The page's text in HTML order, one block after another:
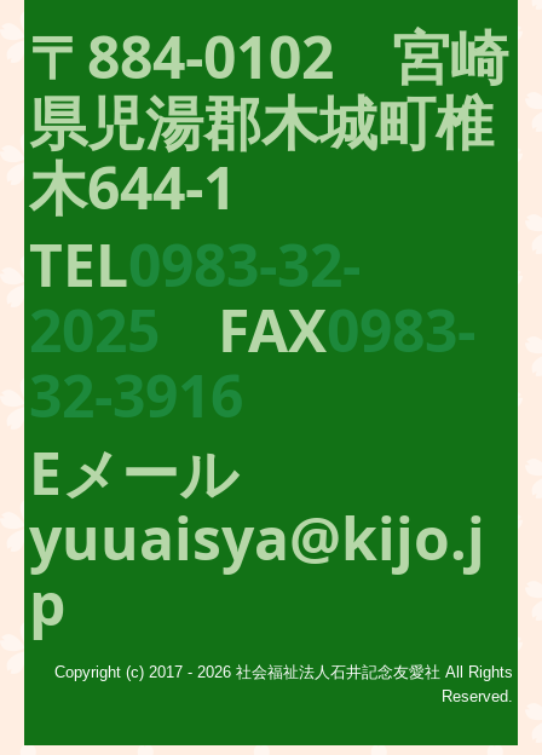
〒884-0102 宮崎
県児湯郡木城町椎
木644-1
TEL0983-32-
2025 FAX0983-
32-3916
Eメール
yuuaisya@kijo.j
p
Copyright (c) 2017 - 2026 社会福祉法人石井記念友愛社 All Rights
Reserved.